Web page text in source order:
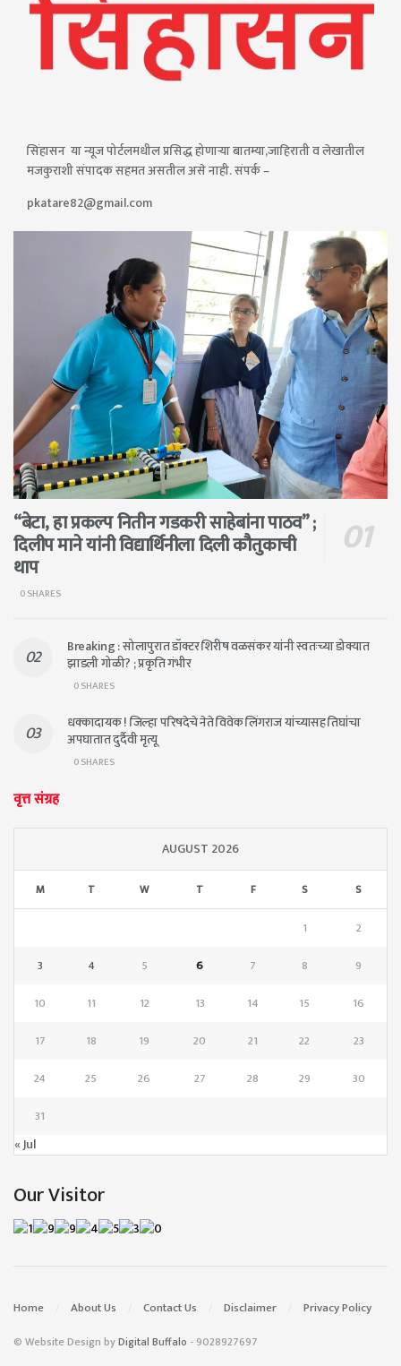
सिंहासन या न्यूज पोर्टलमधील प्रसिद्ध होणाऱ्या बातम्या,जाहिराती व लेखातील
मजकुराशी संपादक सहमत असतील असे नाही. संपर्क –
pkatare82@gmail.com
“बेटा, हा प्रकल्प नितीन गडकरी साहेबांना पाठव” ;
दिलीप माने यांनी विद्यार्थिनीला दिली कौतुकाची
थाप
0 SHARES
Breaking : सोलापुरात डॉक्टर शिरीष वळसंकर यांनी स्वतःच्या डोक्यात
झाडली गोळी? ; प्रकृति गंभीर
0 SHARES
धक्कादायक ! जिल्हा परिषदेचे नेते विवेक लिंगराज यांच्यासह तिघांचा
अपघातात दुर्दैवी मृत्यू
0 SHARES
वृत्त संग्रह
AUGUST 2026
M T W T F S S
1
2
3
4 5 6 7 8
9
10
11 12 13 14 15
16
17
18 19 20 21 22
23
24
25 26 27 28 29
30
31
« Jul
Our Visitor
Home About Us Contact Us Disclaimer Privacy Policy
© Website Design byDigital Buffalo - 9028927697